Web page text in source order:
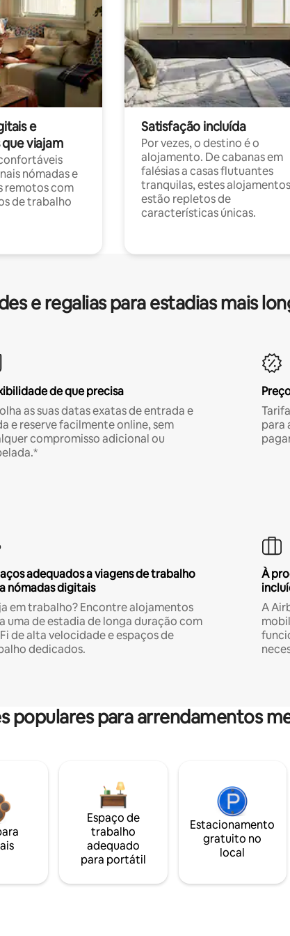
e
viajam
nómadas e
remotos com
de trabalho
Satisfação incluída
Por vezes, o destino é o
alojamento. De cabanas em
falésias a casas flutuantes
tranquilas, estes alojamentos
estão repletos de
características únicas.
e regalias para estadias mais
de que precisa
as suas datas exatas de entrada e
e reserve facilmente online, sem
compromisso adicional ou
para
adequados a viagens de trabalho
nómadas digitais
em trabalho? Encontre alojamentos
uma de estadia de longa duração com
de alta velocidade e espaços de
dedicados.
À
A
populares para arrendamentos
Espaço de
trabalho
adequado
para portátil
Estacionamento
gratuito no
local